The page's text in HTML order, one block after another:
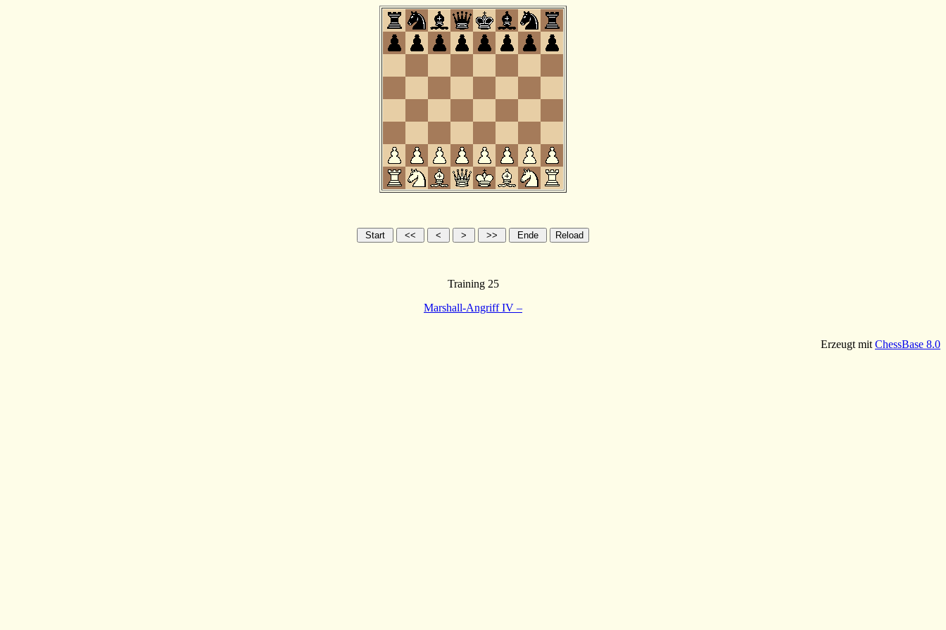
Training 25
Marshall-Angriff IV –
Erzeugt mit ChessBase 8.0